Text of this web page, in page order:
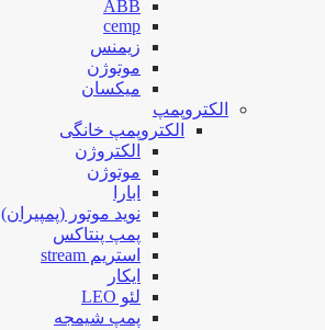
ABB
cemp
زیمنس
موتوژن
میکسان
الکتروپمپ
الکتروپمپ خانگی
الکتروژن
موتوژن
ابارا
نوید موتور (پمپیران)
پمپ پنتاکس
استریم stream
ایکار
لئو LEO
پمپ شیمجه